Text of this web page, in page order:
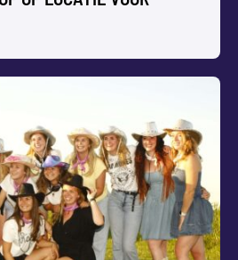
OP LOCATIE VOOR
wereld vol humor, acrobatiek en